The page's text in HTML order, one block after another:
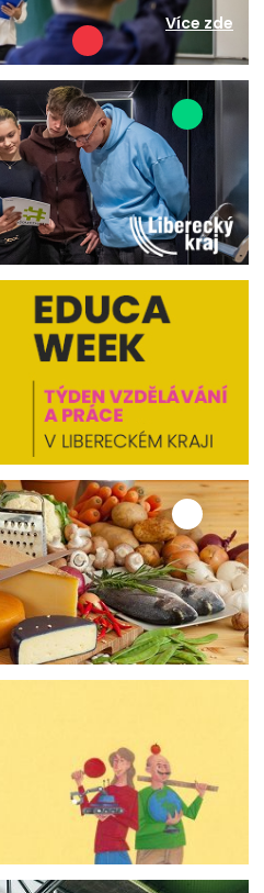
Více zde